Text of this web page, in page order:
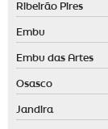
Ribeirão Pires
Embu
Embu das Artes
Osasco
Jandira